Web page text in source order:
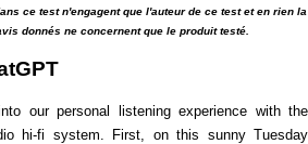
ce test n'engagent que l'auteur de ce test et en rien la
donnés ne concernent que le produit testé.
our personal listening experience with the
hi-fi system. First, on this sunny Tuesday